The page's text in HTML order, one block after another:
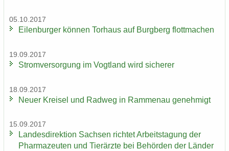
05.10.2017
Ei­len­bur­ger kön­nen Tor­haus auf Burg­berg flott­ma­chen
19.09.2017
Strom­ver­sor­gung im Vogt­land wird si­che­rer
18.09.2017
Neuer Krei­sel und Rad­weg in Ram­men­au ge­neh­migt
15.09.2017
Lan­des­di­rek­ti­on Sach­sen rich­tet Ar­beits­ta­gung der
Phar­ma­zeu­ten und Tier­ärz­te bei Be­hör­den der Län­der